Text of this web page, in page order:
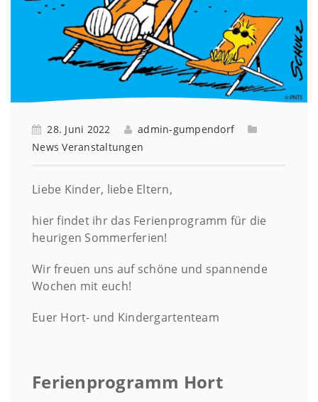
28. Juni 2022
admin-gumpendorf
News Veranstaltungen
Liebe Kinder, liebe Eltern,
hier findet ihr das Ferienprogramm für die
heurigen Sommerferien!
Wir freuen uns auf schöne und spannende
Wochen mit euch!
Euer Hort- und Kindergartenteam
Ferienprogramm Hort